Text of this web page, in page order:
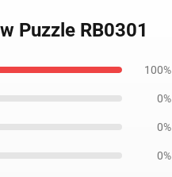
Puzzle RB0301
100%
0%
0%
0%